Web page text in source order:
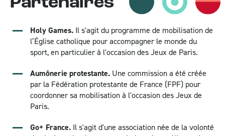
Holy Games. Il s'agit du programme de mobilisation de
l’Église catholique pour accompagner le monde du
sport, en particulier à l'occasion des Jeux de Paris.
Aumônerie protestante. Une commission a été créée
par la Fédération protestante de France (FPF) pour
coordonner sa mobilisation à l'occasion des Jeux de
Paris.
Go+ France. Il s'agit d'une association née de la volonté